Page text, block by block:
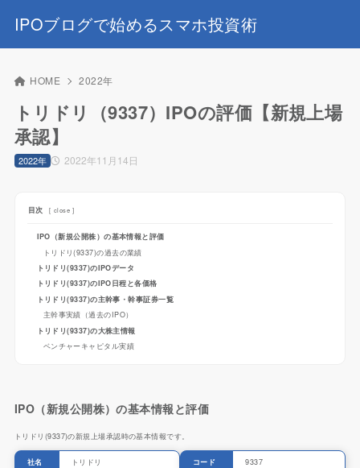
IPOブログで始めるスマホ投資術
HOME 2022年
トリドリ（9337）IPOの評価【新規上場
承認】
2022年 2022年11月14日
目次 [ close ]
IPO（新規公開株）の基本情報と評価
トリドリ(9337)の過去の業績
トリドリ(9337)のIPOデータ
トリドリ(9337)のIPO日程と各価格
トリドリ(9337)の主幹事・幹事証券一覧
主幹事実績（過去のIPO）
トリドリ(9337)の大株主情報
ベンチャーキャピタル実績
IPO（新規公開株）の基本情報と評価
トリドリ(9337)の新規上場承認時の基本情報です。
社名 トリドリ コード 9337